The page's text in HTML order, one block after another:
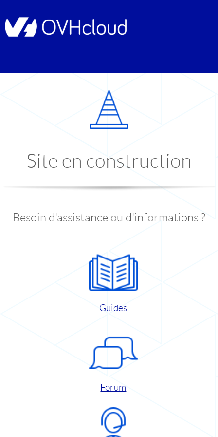
Site en construction
Besoin d'assistance ou d'informations ?
Guides
Forum